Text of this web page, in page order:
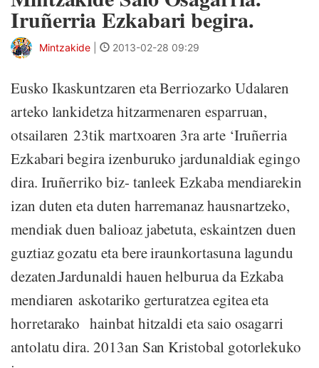
Iruñerria Ezkabari begira.
Mintzakide 2013-02-28 09:29
Eusko Ikaskuntzaren eta Berriozarko Udalaren
arteko lankidetza hitzarmenaren esparruan,
otsailaren 23tik martxoaren 3ra arte ‘Iruñerria
Ezkabari begira izenburuko jardunaldiak egingo
dira. Iruñerriko biz- tanleek Ezkaba mendiarekin
izan duten eta duten harremanaz hausnartzeko,
mendiak duen balioaz jabetuta, eskaintzen duen
guztiaz gozatu eta bere iraunkortasuna lagundu
dezaten.Jardunaldi hauen helburua da Ezkaba
mendiaren askotariko gerturatzea egitea eta
horretarako hainbat hitzaldi eta saio osagarri
antolatu dira. 2013an San Kristobal gotorlekuko